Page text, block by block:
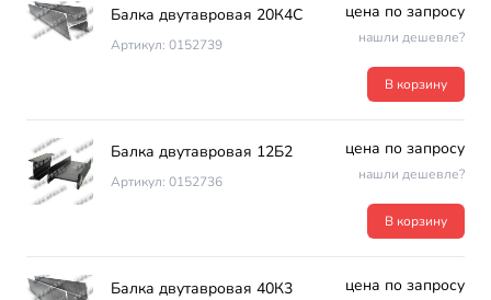
Балка двутавровая 20К4С
Артикул: 0152739
цена по запросу
нашли дешевле?
В корзину
Балка двутавровая 12Б2
Артикул: 0152736
цена по запросу
нашли дешевле?
В корзину
Балка двутавровая 40К3 цена по запросу